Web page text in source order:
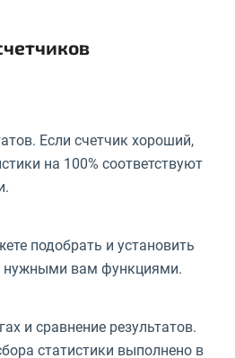
Если счетчик хороший,
на 100% соответствуют
подобрать и установить
нужными вам функциями.
и сравнение результатов.
статистики выполнено в